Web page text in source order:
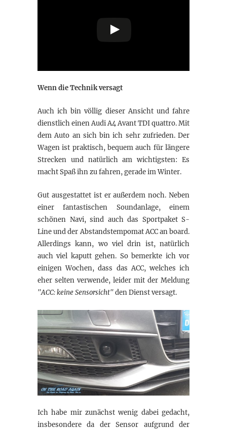
Wenn die Technik versagt
Auch ich bin völlig dieser Ansicht und fahre
dienstlich einen Audi A4 Avant TDI quattro. Mit
dem Auto an sich bin ich sehr zufrieden. Der
Wagen ist praktisch, bequem auch für längere
Strecken und natürlich am wichtigsten: Es
macht Spaß ihn zu fahren, gerade im Winter.
Gut ausgestattet ist er außerdem noch. Neben
einer fantastischen Soundanlage, einem
schönen Navi, sind auch das Sportpaket S-
Line und der Abstandstempomat ACC an board.
Allerdings kann, wo viel drin ist, natürlich
auch viel kaputt gehen. So bemerkte ich vor
einigen Wochen, dass das ACC, welches ich
eher selten verwende, leider mit der Meldung
"ACC: keine Sensorsicht"den Dienst versagt.
Ich habe mir zunächst wenig dabei gedacht,
insbesondere da der Sensor aufgrund der